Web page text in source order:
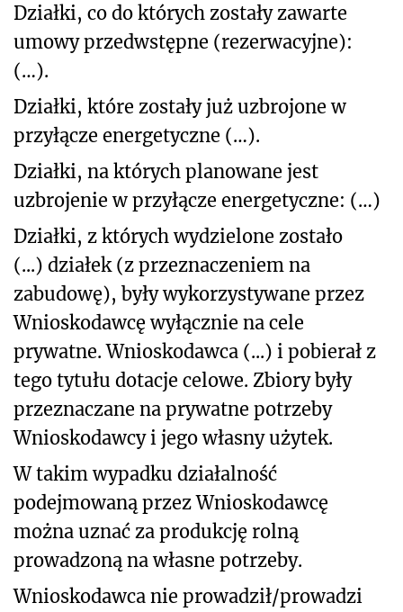
Działki, co do których zostały zawarte
umowy przedwstępne (rezerwacyjne):
(…).
Działki, które zostały już uzbrojone w
przyłącze energetyczne (…).
Działki, na których planowane jest
uzbrojenie w przyłącze energetyczne: (…)
Działki, z których wydzielone zostało
(...) działek (z przeznaczeniem na
zabudowę), były wykorzystywane przez
Wnioskodawcę wyłącznie na cele
prywatne. Wnioskodawca (...) i pobierał z
tego tytułu dotacje celowe. Zbiory były
przeznaczane na prywatne potrzeby
Wnioskodawcy i jego własny użytek.
W takim wypadku działalność
podejmowaną przez Wnioskodawcę
można uznać za produkcję rolną
prowadzoną na własne potrzeby.
Wnioskodawca nie prowadził/prowadzi